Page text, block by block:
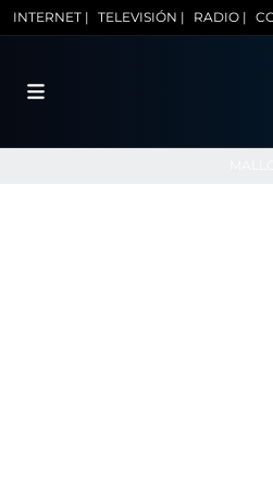
INTERNET | TELEVISIÓN | RADIO |